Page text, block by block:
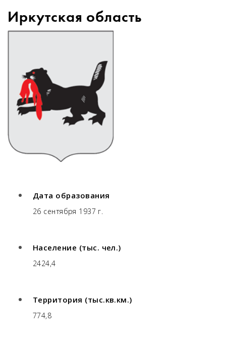
Иркутская область
Дата образования
26 сентября 1937 г.
Население (тыс. чел.)
2424,4
Территория (тыс.кв.км.)
774,8